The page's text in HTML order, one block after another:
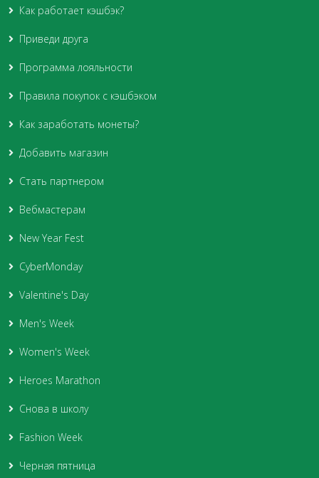
Как работает кэшбэк?
Приведи друга
Программа лояльности
Правила покупок с кэшбэком
Как заработать монеты?
Добавить магазин
Стать партнером
Вебмастерам
New Year Fest
CyberMonday
Valentine's Day
Men's Week
Women's Week
Heroes Marathon
Снова в школу
Fashion Week
Черная пятница